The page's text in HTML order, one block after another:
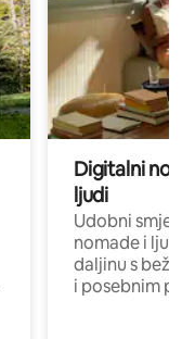
Digitalni
ljudi
Udobni
nomade i ljude
daljinu s
i posebnim